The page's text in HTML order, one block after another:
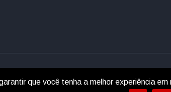
que você tenha a melhor experiência